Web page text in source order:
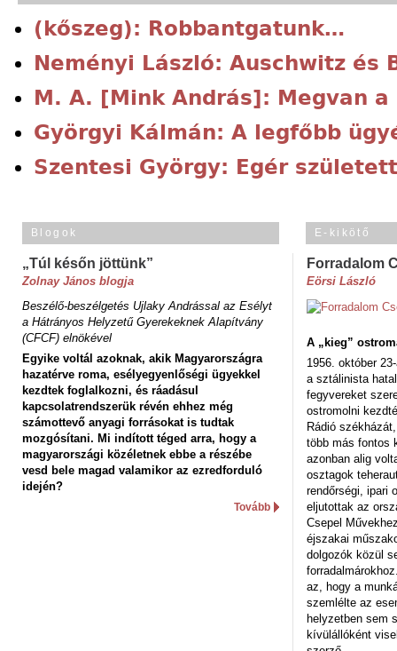
(kőszeg): Robbantgatunk…
Neményi László: Auschwitz és
M. A. [Mink András]: Megvan a
Györgyi Kálmán: A legfőbb
Szentesi György: Egér született
Blogok
„Túl későn jöttünk”
Zolnay János blogja
Beszélő-beszélgetés Ujlaky Andrással az Esélyt
a Hátrányos Helyzetű Gyerekeknek Alapítvány
(CFCF) elnökével
Egyike voltál azoknak, akik Magyarországra
hazatérve roma, esélyegyenlőségi ügyekkel
kezdtek foglalkozni, és ráadásul
kapcsolatrendszerük révén ehhez még
számottevő anyagi forrásokat is tudtak
mozgósítani. Mi indított téged arra, hogy a
magyarországi közéletnek ebbe a részébe
vesd bele magad valamikor az ezredforduló
idején?
Tovább
E-kikötő
Forradalom
Eörsi László
A „kieg”
1956. október
a sztálinista
fegyvereket
ostromolni
Rádió
több más fontos
azonban alig
osztagok
rendőrségi, ipari
eljutottak az
Csepel
éjszakai
dolgozók közül
az, hogy a
szemlélte az
helyzetben sem
kívülállóként